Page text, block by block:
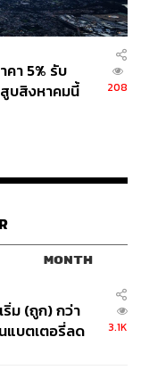
า 5% รับ
บสิงหาคมนี้
208
MONTH
ริ่ม (ถูก) กว่า
แบตเตอรี่ลด
3.1K